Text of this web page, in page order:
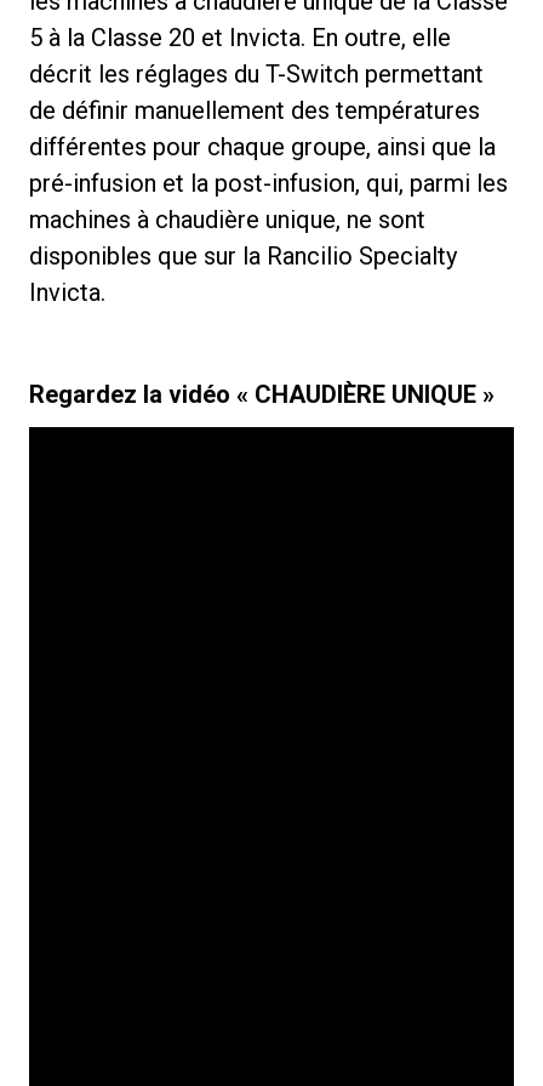
5 à la Classe 20 et Invicta. En outre, elle
décrit les réglages du T-Switch permettant
de définir manuellement des températures
différentes pour chaque groupe, ainsi que la
pré-infusion et la post-infusion, qui, parmi les
machines à chaudière unique, ne sont
disponibles que sur la Rancilio Specialty
Invicta.
Regardez la vidéo « CHAUDIÈRE UNIQUE »